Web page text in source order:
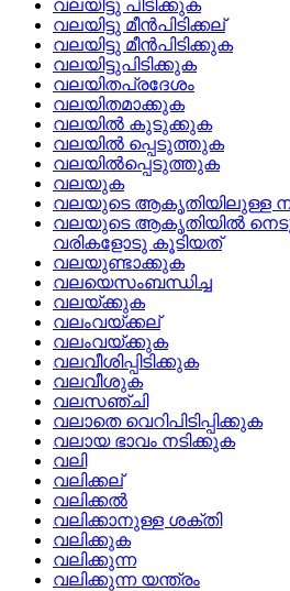
വലയിട്ടു പിടിക്കുക
വലയിട്ടു മീന്‍പിടിക്കല്
വലയിട്ടു മീന്‍പിടിക്കുക
വലയിട്ടുപിടിക്കുക
വലയിതപ്രദേശം
വലയിതമാക്കുക
വലയില്‍ കുടുക്കുക
വലയില്‍ പ്പെടുത്തുക
വലയില്‍പ്പെടുത്തുക
വലയുക
വലയുടെ ആകൃതിയിലുള്ള
വലയുടെ ആകൃതിയില്‍
വരികളോടു കൂടിയത്
വലയുണ്ടാക്കുക
വലയെസംബന്ധിച്ച
വലയ്‌ക്കുക
വലംവയ്‌ക്കല്
വലംവയ്‌ക്കുക
വലവീശിപ്പിടിക്കുക
വലവീശുക
വലസഞ്ചി
വലാതെ വെറിപിടിപ്പിക്കുക
വലായ ഭാവം നടിക്കുക
വലി
വലിക്കല്
വലിക്കല്‍
വലിക്കാനുള്ള ശക്തി
വലിക്കുക
വലിക്കുന്ന
വലിക്കുന്ന യന്ത്രം